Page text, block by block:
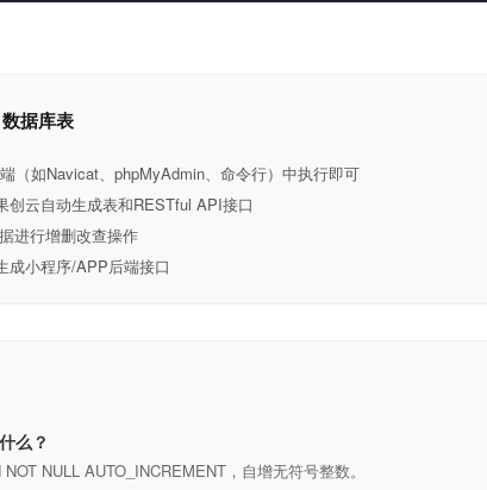
据库表
（如Navicat、phpMyAdmin、命令行）中执行即可
创云自动生成表和RESTful API接口
进行增删改查操作
成小程序/APP后端接口
么？
NULL AUTO_INCREMENT，自增无符号整数。